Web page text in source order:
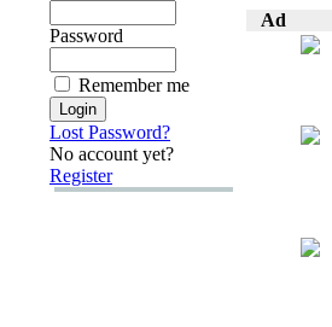
Password
Remember me
Lost Password?
No account yet?
Register
Ad